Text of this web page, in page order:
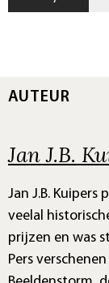
AUTEUR
Jan J.B.
Jan J.B.
veelal
prijzen en was
Pers